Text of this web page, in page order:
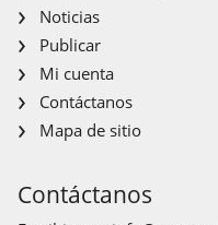
Noticias
Publicar
Mi cuenta
Contáctanos
Mapa de sitio
Contáctanos